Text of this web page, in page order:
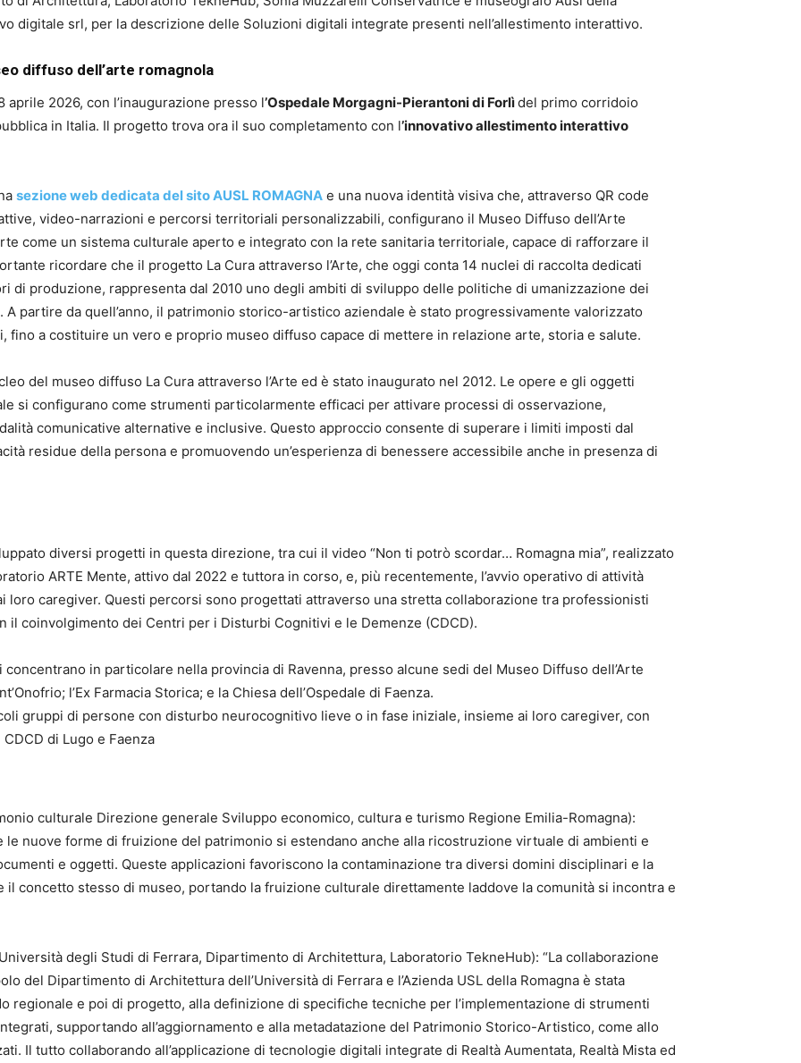
digitale srl, per la descrizione delle Soluzioni digitali integrate presenti nell’allestimento interattivo.
diffuso dell’arte romagnola
2026, con l’inaugurazione presso l’Ospedale Morgagni-Pierantoni di Forlìdel primo corridoio
in Italia. Il progetto trova ora il suo completamento con l’innovativo allestimento interattivo
sezione web dedicata del sito AUSL ROMAGNA e una nuova identità visiva che, attraverso QR code
video-narrazioni e percorsi territoriali personalizzabili, configurano il Museo Diffuso dell’Arte
come un sistema culturale aperto e integrato con la rete sanitaria territoriale, capace di rafforzare il
ricordare che il progetto La Cura attraverso l’Arte, che oggi conta 14 nuclei di raccolta dedicati
di produzione, rappresenta dal 2010 uno degli ambiti di sviluppo delle politiche di umanizzazione dei
A partire da quell’anno, il patrimonio storico-artistico aziendale è stato progressivamente valorizzato
fino a costituire un vero e proprio museo diffuso capace di mettere in relazione arte, storia e salute.
del museo diffuso La Cura attraverso l’Arte ed è stato inaugurato nel 2012. Le opere e gli oggetti
si configurano come strumenti particolarmente efficaci per attivare processi di osservazione,
comunicative alternative e inclusive. Questo approccio consente di superare i limiti imposti dal
residue della persona e promuovendo un’esperienza di benessere accessibile anche in presenza di
diversi progetti in questa direzione, tra cui il video “Non ti potrò scordar… Romagna mia”, realizzato
ARTE Mente, attivo dal 2022 e tuttora in corso, e, più recentemente, l’avvio operativo di attività
loro caregiver. Questi percorsi sono progettati attraverso una stretta collaborazione tra professionisti
il coinvolgimento dei Centri per i Disturbi Cognitivi e le Demenze (CDCD).
concentrano in particolare nella provincia di Ravenna, presso alcune sedi del Museo Diffuso dell’Arte
l’Ex Farmacia Storica; e la Chiesa dell’Ospedale di Faenza.
gruppi di persone con disturbo neurocognitivo lieve o in fase iniziale, insieme ai loro caregiver, con
di Lugo e Faenza
culturale Direzione generale Sviluppo economico, cultura e turismo Regione Emilia-Romagna):
le nuove forme di fruizione del patrimonio si estendano anche alla ricostruzione virtuale di ambienti e
e oggetti. Queste applicazioni favoriscono la contaminazione tra diversi domini disciplinari e la
concetto stesso di museo, portando la fruizione culturale direttamente laddove la comunità si incontra e
degli Studi di Ferrara, Dipartimento di Architettura, Laboratorio TekneHub): “La collaborazione
del Dipartimento di Architettura dell’Università di Ferrara e l’Azienda USL della Romagna è stata
regionale e poi di progetto, alla definizione di specifiche tecniche per l’implementazione di strumenti
supportando all’aggiornamento e alla metadatazione del Patrimonio Storico-Artistico, come allo
Il tutto collaborando all’applicazione di tecnologie digitali integrate di Realtà Aumentata, Realtà Mista ed